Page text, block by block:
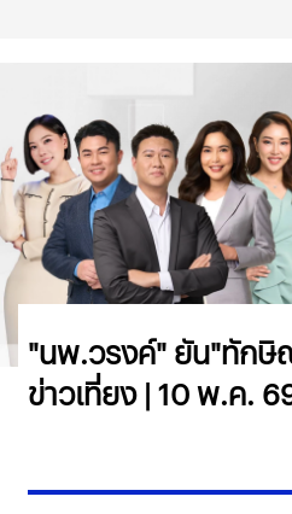
"นพ.วรงค์" ยัน"ทักษิ
ข่าวเที่ยง | 10 พ.ค.